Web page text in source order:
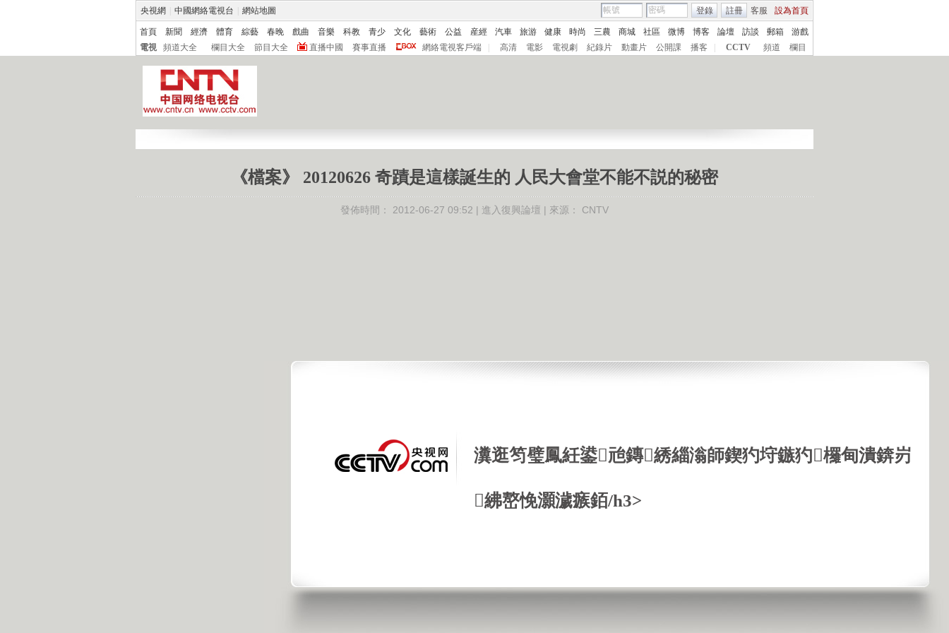
央視網 中國網絡電視台 網站地圖 客服 設為首頁
登錄 註冊
首頁 新聞 經濟 體育 綜藝 春晚 戲曲 音樂 科教 青少 文化 藝術 公益 産經 汽車 旅游 健康 時尚 三農 商城 社區 微博 博客 論壇 訪談 郵箱
游戲
電視
頻道大全 欄目大全 節目大全 直播中國 賽事直播 網絡電視客戶端 高清 電影 電視劇 紀錄片 動畫片 公開課 播客 CCTV 頻道 欄目
瀵逛笉璧鳳紝鍙兘鏄綉緇滃師鍥犳垨鏃犳欏甸潰錛岃
紼嶅悗灝濊瘯銆/h3>
《檔案》 20120626 奇蹟是這樣誕生的 人民大會堂不能不説的秘密
發佈時間： 2012-06-27 09:52 | 進入復興論壇 | 來源： CNTV